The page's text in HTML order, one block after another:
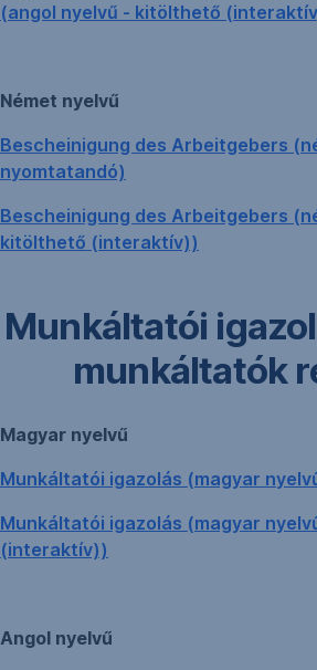
(angol nyelvű - kitölthető
Német nyelvű
Bescheinigung des Arbeitgebers
nyomtatandó)
Bescheinigung des Arbeitgebers
kitölthető (interaktív))
Munkáltatói
munkáltatók
Magyar nyelvű
Munkáltatói igazolás (magyar
Munkáltatói igazolás (magyar
(interaktív))
Angol nyelvű